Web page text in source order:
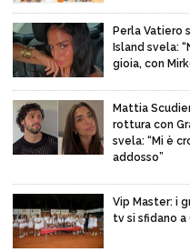
Perla Vatiero
Island svela:
gioia, con
Mattia
rottura con
svela: “Mi è
addosso”
Vip Master: i
tv si sfidano a